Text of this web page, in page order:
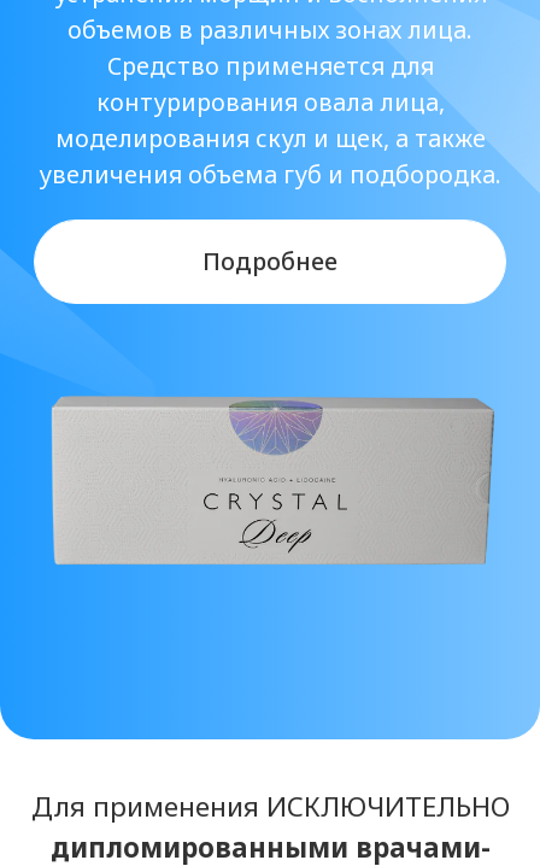
дипломированными врачами-
косметологами. Отправка прайс-
листа и подробной информации по
филлеру осуществляется ТОЛЬКО
после предоставления
документов о медицинском
образовании либо лицензии
ELASTY.